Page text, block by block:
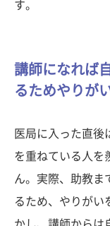
す。
講師になれば
るためやりが
医局に入った直後
を重ねている人を
ん。実際、助教ま
るため、やりがい